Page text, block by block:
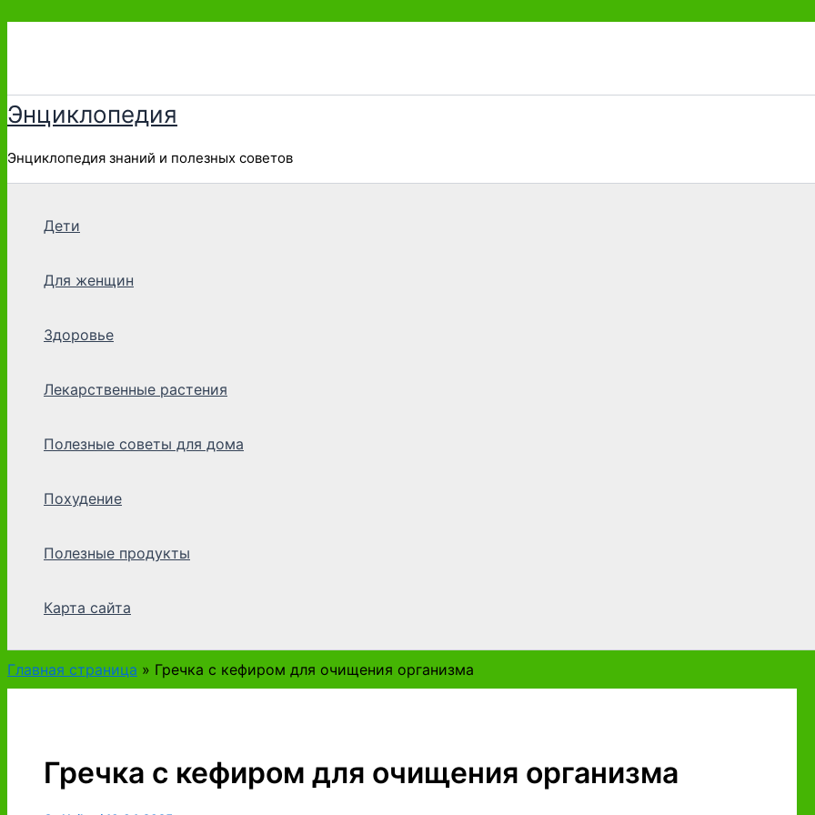
Перейти
Энциклопедия
Энциклопедия знаний и полезных советов
Дети
Для женщин
Здоровье
Лекарственные растения
Полезные советы для дома
Похудение
Полезные продукты
Карта сайта
Главная страница » Гречка с кефиром для очищения организма
Гречка с кефиром для очищения организма